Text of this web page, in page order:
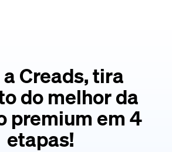
Creads, tira
do melhor da
premium em 4
etapas!